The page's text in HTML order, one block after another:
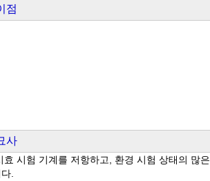
점
사
시험 기계를 저항하고, 환경 시험 상태의 많
.